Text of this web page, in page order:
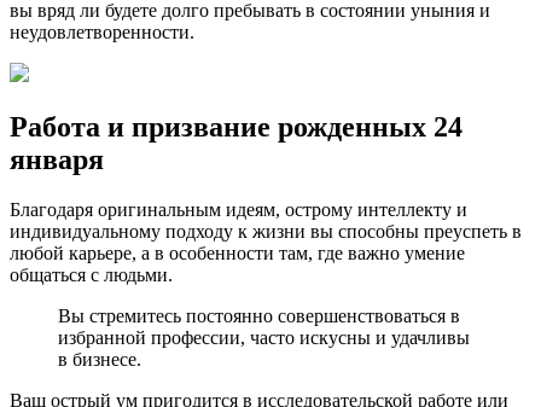
вы вряд ли будете долго пребывать в состоянии уныния и
неудовлетворенности.
Работа и призвание рожденных 24
января
Благодаря оригинальным идеям, острому интеллекту и
индивидуальному подходу к жизни вы способны преуспеть в
любой карьере, а в особенности там, где важно умение
общаться с людьми.
Вы стремитесь постоянно совершенствоваться в
избранной профессии, часто искусны и удачливы
в бизнесе.
Ваш острый ум пригодится в исследовательской работе или